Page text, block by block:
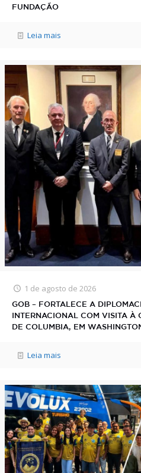
FUNDAÇÃO
Leia mais
1 de agosto de 2026
GOB – FORTALECE A
INTERNACIONAL COM VISITA À
DE COLUMBIA, EM
Leia mais